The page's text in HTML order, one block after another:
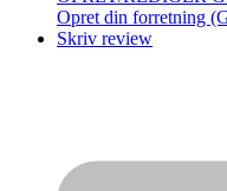
Opret din forretning
Skriv review